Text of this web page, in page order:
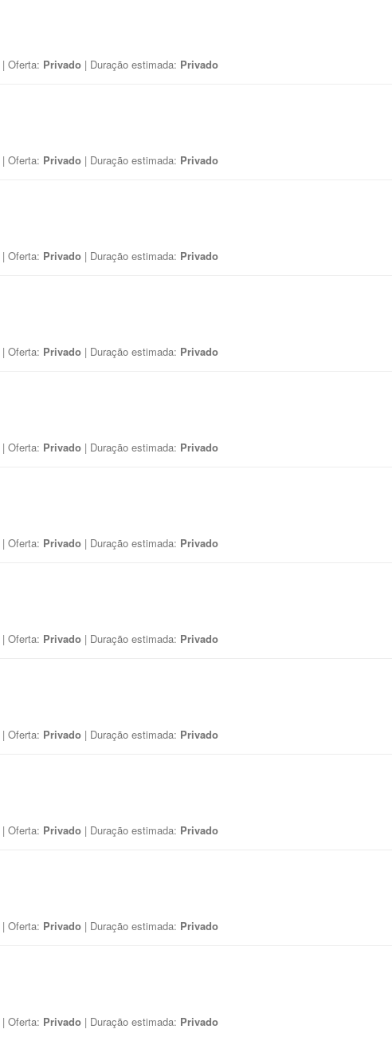
| Oferta: Privado | Duração estimada: Privado
| Oferta: Privado | Duração estimada: Privado
| Oferta: Privado | Duração estimada: Privado
| Oferta: Privado | Duração estimada: Privado
| Oferta: Privado | Duração estimada: Privado
| Oferta: Privado | Duração estimada: Privado
| Oferta: Privado | Duração estimada: Privado
| Oferta: Privado | Duração estimada: Privado
| Oferta: Privado | Duração estimada: Privado
| Oferta: Privado | Duração estimada: Privado
| Oferta: Privado | Duração estimada: Privado